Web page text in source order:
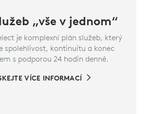
„vše v jednom“
je komplexní plán služeb, který
spolehlivost, kontinuitu a konec
s podporou 24 hodin denně.
VÍCE INFORMACÍ